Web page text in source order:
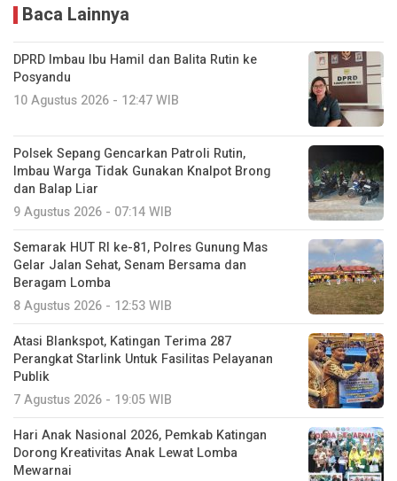
Baca Lainnya
DPRD Imbau Ibu Hamil dan Balita Rutin ke
Posyandu
10 Agustus 2026 - 12:47 WIB
Polsek Sepang Gencarkan Patroli Rutin,
Imbau Warga Tidak Gunakan Knalpot Brong
dan Balap Liar
9 Agustus 2026 - 07:14 WIB
Semarak HUT RI ke-81, Polres Gunung Mas
Gelar Jalan Sehat, Senam Bersama dan
Beragam Lomba
8 Agustus 2026 - 12:53 WIB
Atasi Blankspot, Katingan Terima 287
Perangkat Starlink Untuk Fasilitas Pelayanan
Publik
7 Agustus 2026 - 19:05 WIB
Hari Anak Nasional 2026, Pemkab Katingan
Dorong Kreativitas Anak Lewat Lomba
Mewarnai